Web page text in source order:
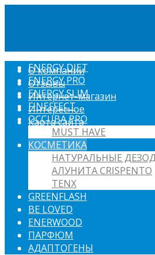
О компании
Отзывы
Интернет-магазин
Интересное
Карта сайта
ENERGY DIET
ENERGY PRO
ENERGY SLIM
FINEFFECT
OCCUBA PRO
MUST HAVE
КОСМЕТИКА
НАТУРАЛЬНЫЕ
АЛУНИТА CRISPENTO
TENX
GREENFLASH
BE LOVED
ENERWOOD
ПАРФЮМ
АДАПТОГЕНЫ